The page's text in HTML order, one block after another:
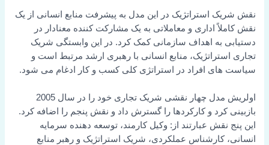
نقش شریک استراتژیک در این مدل به پیشرفت منابع انسانی از یک
نقش کاملاً اداری و معاملاتی به یک مشارکت کننده معنادار در
دستیابی به اهداف سازمانی کمک کرد. در این وابستگی شریک
تجاری استراتژیک، منابع انسانی با رهبری ارشد مرتبط است و
سیاست های افراد در استراتژی کلی کسب و کار ادغام می شود.
اولریش مدل چهار نقشی شریک تجاری خود را در سال 2005
بازبینی کرد و کارکردها را گسترش داد و نقش پنجم را اضافه کرد.
این پنج نقش عبارتند از: وکیل کارمند، توسعه دهنده سرمایه
انسانی، کارشناس عملکردی، شریک استراتژیک و رهبر منابع